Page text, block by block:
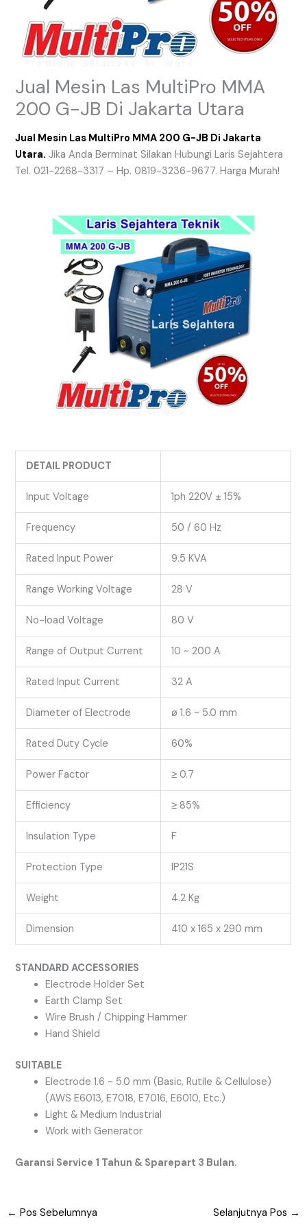
Jual Mesin Las MultiPro MMA
200 G-JB Di Jakarta Utara
Jual Mesin Las MultiPro MMA 200 G-JB Di Jakarta
Utara. Jika Anda Berminat Silakan Hubungi Laris Sejahtera
Tel. 021-2268-3317 – Hp. 0819-3236-9677. Harga Murah!
DETAIL PRODUCT
Input Voltage 1ph 220V ± 15%
Frequency 50 / 60 Hz
Rated Input Power 9.5 KVA
Range Working Voltage 28 V
No-load Voltage 80 V
Range of Output Current 10 ~ 200 A
Rated Input Current 32 A
Diameter of Electrode ø 1.6 ~ 5.0 mm
Rated Duty Cycle 60%
Power Factor ≥ 0.7
Efficiency ≥ 85%
Insulation Type F
Protection Type IP21S
Weight 4.2 Kg
Dimension 410 x 165 x 290 mm
STANDARD ACCESSORIES
Electrode Holder Set
Earth Clamp Set
Wire Brush / Chipping Hammer
Hand Shield
SUITABLE
Electrode 1.6 ~ 5.0 mm (Basic, Rutile & Cellulose)
(AWS E6013, E7018, E7016, E6010, Etc.)
Light & Medium Industrial
Work with Generator
Garansi Service 1 Tahun & Sparepart 3 Bulan.
← Pos Sebelumnya Selanjutnya Pos →